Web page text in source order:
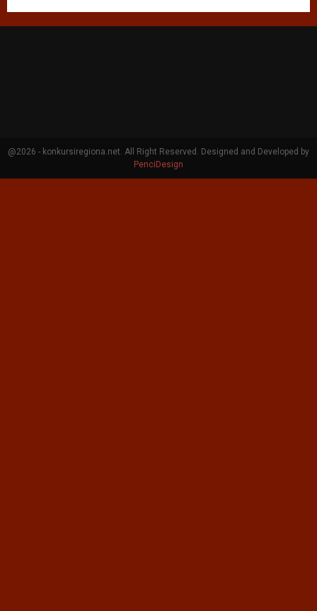
@2026 - konkursiregiona.net. All Right Reserved. Designed and Developed by
PenciDesign